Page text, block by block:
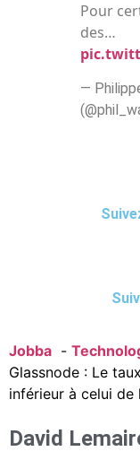
Pour
des…
—
Jobba
Glassnode : Le
inférieur à celui de
David